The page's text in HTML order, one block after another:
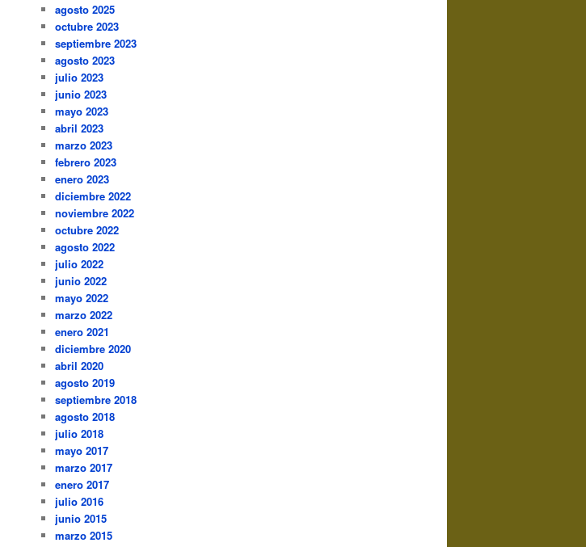
agosto 2025
octubre 2023
septiembre 2023
agosto 2023
julio 2023
junio 2023
mayo 2023
abril 2023
marzo 2023
febrero 2023
enero 2023
diciembre 2022
noviembre 2022
octubre 2022
agosto 2022
julio 2022
junio 2022
mayo 2022
marzo 2022
enero 2021
diciembre 2020
abril 2020
agosto 2019
septiembre 2018
agosto 2018
julio 2018
mayo 2017
marzo 2017
enero 2017
julio 2016
junio 2015
marzo 2015